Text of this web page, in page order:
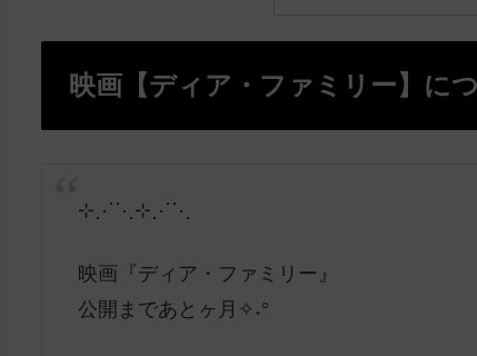
映画【ディア・ファミリー】に
⊹⋰⋱⊹⋰⋱
映画『ディア・ファミリー』
公開まであとヶ月✧˖°